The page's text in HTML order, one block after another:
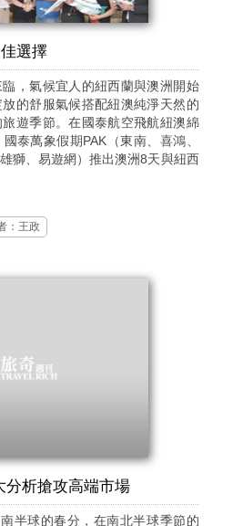
選擇
，氣候宜人的紐西蘭與澳洲開始
的舒服氣候搭配紐澳純淨天然的
遊季節。在國泰航空飛航紐澳綿
泰萬象假期PAK（東南、喜鴻、
獅、易遊網）推出澳洲8天與紐西
：王政
分析搶攻高端市場
半球的春分，在南北半球季節的